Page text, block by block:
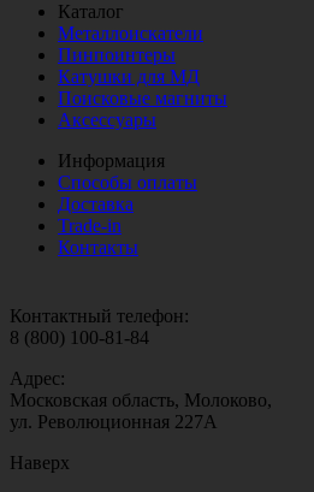
Каталог
Металлоискатели
Пинпоинтеры
Катушки для МД
Поисковые магниты
Аксессуары
Информация
Способы оплаты
Доставка
Trade-in
Контакты
Контактный телефон:
8 (800) 100-81-84
Адрес:
Московская область, Молоково,
ул. Революционная 227А
Наверх